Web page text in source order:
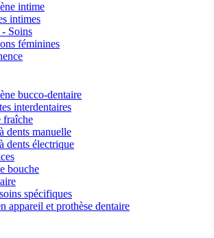
intime
intimes
Soins
féminines
bucco-dentaire
interdentaires
fraîche
dents manuelle
dents électrique
bouche
spécifiques
appareil et prothèse dentaire